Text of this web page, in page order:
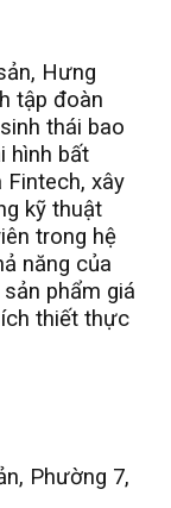
Hưng
tập đoàn
thái bao
hình bất
Fintech, xây
kỹ thuật
trong hệ
năng của
phẩm giá
thiết thực
Phường 7,